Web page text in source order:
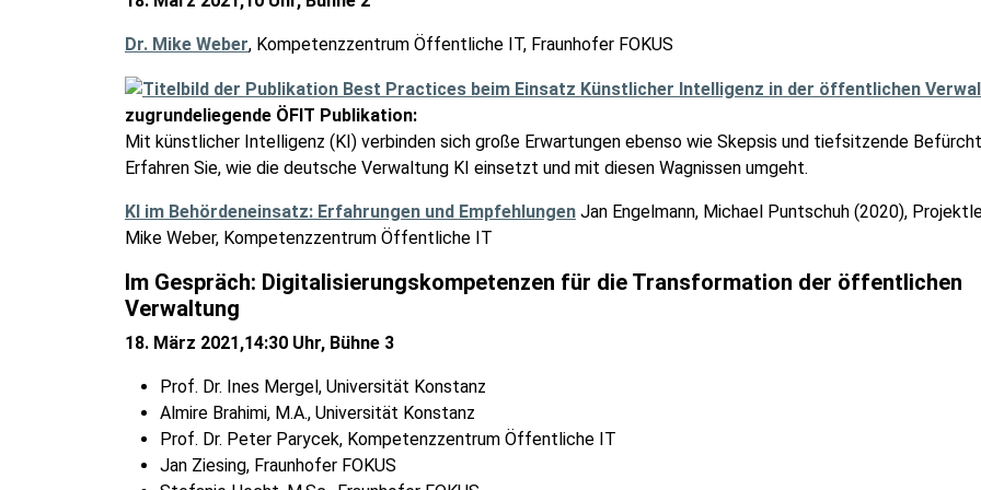
Dr. Mike Weber, Kompetenzzentrum Öffentliche IT, Fraunhofer FOKUS
zugrundeliegende ÖFIT Publikation:
Mit künstlicher Intelligenz (KI) verbinden sich große Erwartungen ebenso wie Skepsis und tiefsitzende
Erfahren Sie, wie die deutsche Verwaltung KI einsetzt und mit diesen Wagnissen umgeht.
KI im Behördeneinsatz: Erfahrungen und Empfehlungen Jan Engelmann, Michael Puntschuh (2020),
Mike Weber, Kompetenzzentrum Öffentliche IT
Im Gespräch: Digitalisierungskompetenzen für die Transformation der öffentlichen
Verwaltung
18. März 2021,14:30 Uhr, Bühne 3
Prof. Dr. Ines Mergel, Universität Konstanz
Almire Brahimi, M.A., Universität Konstanz
Prof. Dr. Peter Parycek, Kompetenzzentrum Öffentliche IT
Jan Ziesing, Fraunhofer FOKUS